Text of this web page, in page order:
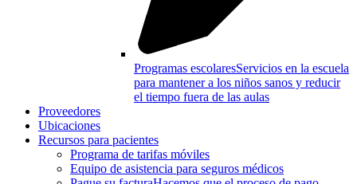
Programas escolaresServicios en la escuela
para mantener a los niños sanos y reducir
el tiempo fuera de las aulas
Proveedores
Ubicaciones
Recursos para pacientes
Programa de tarifas móviles
Equipo de asistencia para seguros médicos